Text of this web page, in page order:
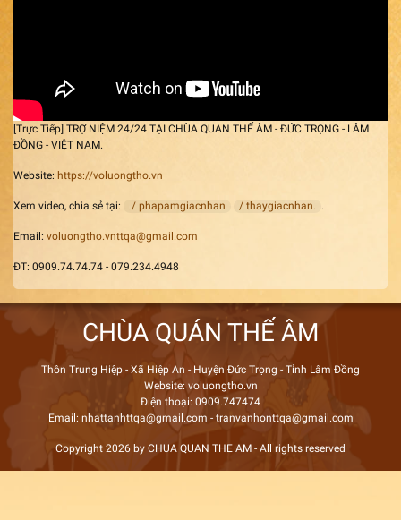
[Trực Tiếp] TRỢ NIỆM 24/24 TẠI CHÙA QUAN THẾ ÂM - ĐỨC TRỌNG - LÂM
ĐỒNG - VIỆT NAM.
Website: https://voluongtho.vn
Xem video, chia sẻ tại: / phapamgiacnhan / thaygiacnhan. .
Email: voluongtho.vnttqa@gmail.com
ĐT: 0909.74.74.74 - 079.234.4948
CHÙA QUÁN THẾ ÂM
Thôn Trung Hiệp - Xã Hiệp An - Huyện Đức Trọng - Tỉnh Lâm Đồng
Website: voluongtho.vn
Điện thoại: 0909.747474
Email: nhattanhttqa@gmail.com - tranvanhonttqa@gmail.com
Copyright 2026 by CHUA QUAN THE AM - All rights reserved